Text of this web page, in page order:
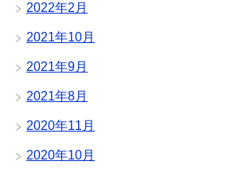
2022年2月
2021年10月
2021年9月
2021年8月
2020年11月
2020年10月